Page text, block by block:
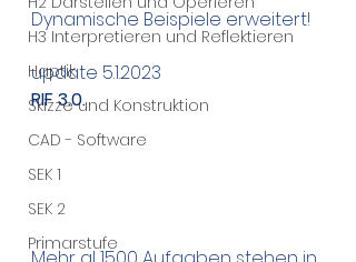
H3 Interpretieren und Reflektieren
Haptik
Skizze und Konstruktion
CAD - Software
SEK 1
SEK 2
Primarstufe
Dynamische Beispiele erweitert!
update 5.1.2023
RIF 3.0.